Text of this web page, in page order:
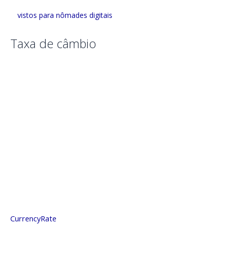
vistos para nômades digitais
Taxa de câmbio
CurrencyRate